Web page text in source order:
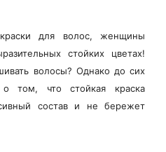
для волос, женщины
стойких цветах!
волосы? Однако до сих
том, что стойкая краска
состав и не бережет